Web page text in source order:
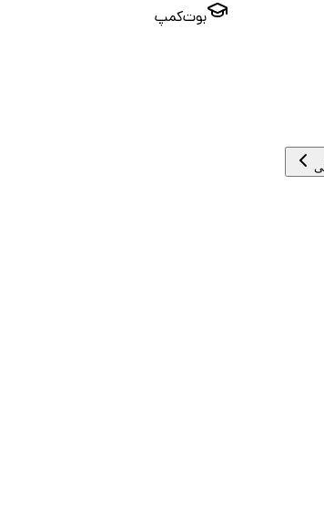
بوت‌کمپ